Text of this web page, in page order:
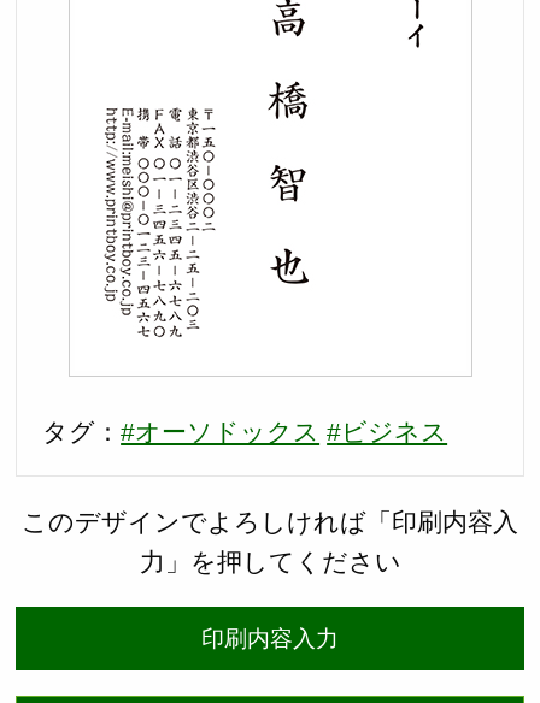
タグ：#オーソドックス #ビジネス
このデザインでよろしければ「印刷内容入
力」を押してください